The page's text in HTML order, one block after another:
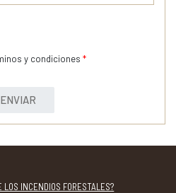
y condiciones *
ENVIAR
INCENDIOS FORESTALES?